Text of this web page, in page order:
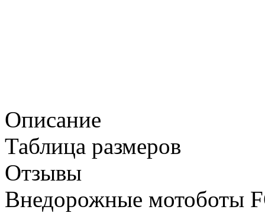
Описание
Таблица размеров
Отзывы
Внедорожные мотоботы